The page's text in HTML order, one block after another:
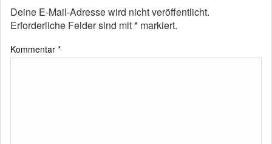
Deine E-Mail-Adresse wird nicht veröffentlicht.
Erforderliche Felder sind mit* markiert.
Kommentar *